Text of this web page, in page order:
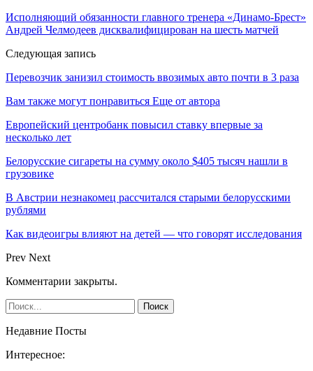
Исполняющий обязанности главного тренера «Динамо-Брест»
Андрей Челмодеев дисквалифицирован на шесть матчей
Следующая запись
Перевозчик занизил стоимость ввозимых авто почти в 3 раза
Вам также могут понравиться Еще от автора
Европейский центробанк повысил ставку впервые за
несколько лет
Белорусские сигареты на сумму около $405 тысяч нашли в
грузовике
В Австрии незнакомец рассчитался старыми белорусскими
рублями
Как видеоигры влияют на детей — что говорят исследования
Prev Next
Комментарии закрыты.
Недавние Посты
Интересное: